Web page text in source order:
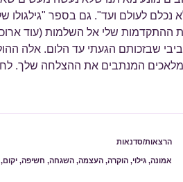
נכלם לעולם ועד". גם בספר "גילגולו
ההתקדמות שלי אל השלמות (עוד
שבזכותם הגעתי עד הלום. אלה
המנתבים את ההצלחה שלך.
קטגוריות
הרצאות/סדנאות
תגיות
אמונה,גילוי,הוקרה,העצמה,השגחה, חשיפה,יקום